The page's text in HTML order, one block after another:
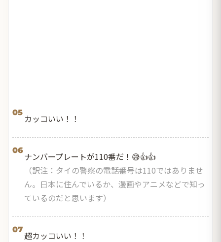
05
カッコいい！！
06
ナンバープレートが110番だ！😅👍👍
（訳注：タイの警察の電話番号は110ではありませ
ん。日本に住んでいるか、漫画やアニメなどで知っ
ているのだと思います）
07
超カッコいい！！